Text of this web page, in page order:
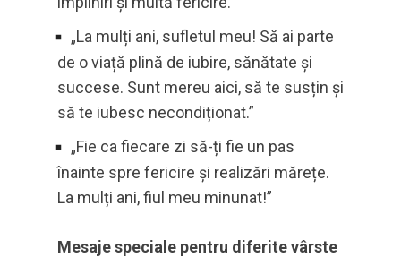
„La mulți ani, sufletul meu! Să ai parte
de o viață plină de iubire, sănătate și
succese. Sunt mereu aici, să te susțin și
să te iubesc necondiționat.”
„Fie ca fiecare zi să-ți fie un pas
înainte spre fericire și realizări mărețe.
La mulți ani, fiul meu minunat!”
Mesaje speciale pentru diferite vârste